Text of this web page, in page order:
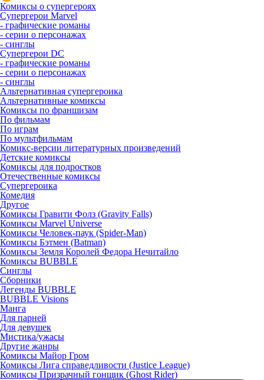
Комиксы о супергероях
Супергерои Marvel
- графические романы
- серии о персонажах
- синглы
Супергерои DC
- графические романы
- серии о персонажах
- синглы
Альтернативная супергероика
Альтернативные комиксы
Комиксы по франшизам
По фильмам
По играм
По мультфильмам
Комикс-версии литературных произведений
Детские комиксы
Комиксы для подростков
Отечественные комиксы
Супергероика
Комедия
Другое
Комиксы Гравити Фолз (Gravity Falls)
Комиксы Marvel Universe
Комиксы Человек-паук (Spider-Man)
Комиксы Бэтмен (Batman)
Комиксы Земля Королей Федора Нечитайло
Комиксы BUBBLE
Синглы
Сборники
Легенды BUBBLE
BUBBLE Visions
Манга
Для парней
Для девушек
Мистика/ужасы
Другие жанры
Комиксы Майор Гром
Комиксы Лига справедливости (Justice League)
Комиксы Призрачный гонщик (Ghost Rider)